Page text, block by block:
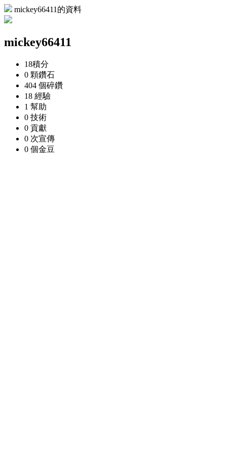
mickey66411的資料
mickey66411
18積分
0 顆鑽石
404 個碎鑽
18 經驗
1 幫助
0 技術
0 貢獻
0 次宣傳
0 個金豆